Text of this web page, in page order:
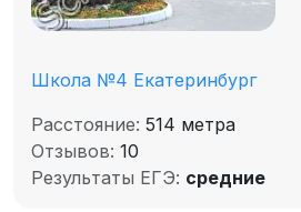
Школа №4 Екатеринбург
Расстояние: 514 метра
Отзывов: 10
Результаты ЕГЭ: средние